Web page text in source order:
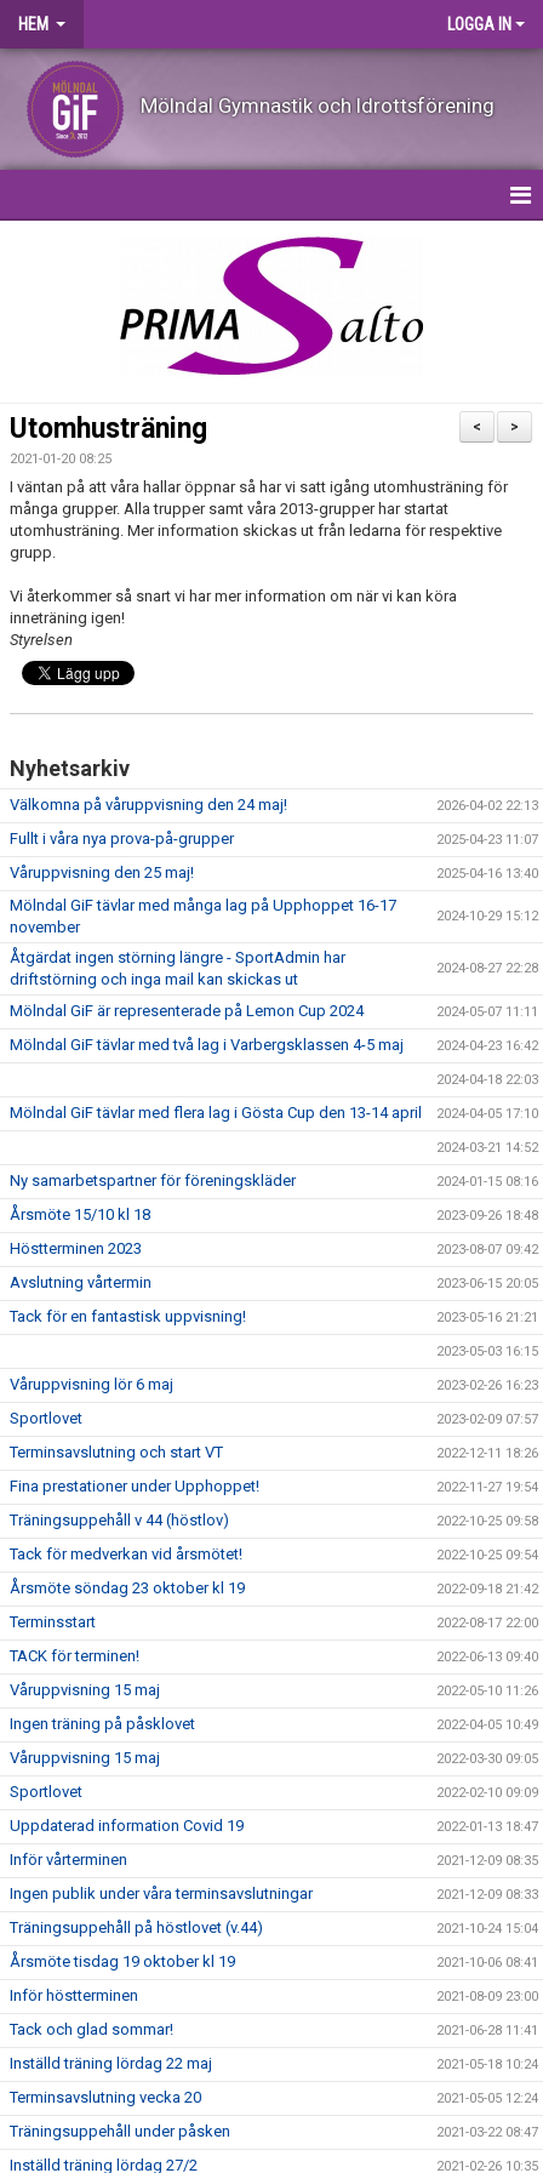
HEM LOGGA IN
Mölndal Gymnastik och Idrottsförening
VILL DU BLI LEDARE?
FÖRENINGSKLÄDER
KONTAKT
INTRESSEANMÄLAN
TRYGG IDROTT
DOKUMENT
>
<
Utomhusträning
2021-01-20 08:25
I väntan på att våra hallar öppnar så har vi satt igång utomhusträning för
många grupper. Alla trupper samt våra 2013-grupper har startat
utomhusträning. Mer information skickas ut från ledarna för respektive
grupp.
Vi återkommer så snart vi har mer information om när vi kan köra
inneträning igen!
Styrelsen
Nyhetsarkiv
Välkomna på våruppvisning den 24 maj! 2026-04-02 22:13
Fullt i våra nya prova-på-grupper 2025-04-23 11:07
Våruppvisning den 25 maj! 2025-04-16 13:40
Mölndal GiF tävlar med många lag på Upphoppet 16-17
november
2024-10-29 15:12
Åtgärdat ingen störning längre - SportAdmin har
driftstörning och inga mail kan skickas ut
2024-08-27 22:28
Mölndal GiF är representerade på Lemon Cup 2024 2024-05-07 11:11
Mölndal GiF tävlar med två lag i Varbergsklassen 4-5 maj 2024-04-23 16:42
2024-04-18 22:03
Mölndal GiF tävlar med flera lag i Gösta Cup den 13-14 april 2024-04-05 17:10
2024-03-21 14:52
Ny samarbetspartner för föreningskläder 2024-01-15 08:16
Årsmöte 15/10 kl 18 2023-09-26 18:48
Höstterminen 2023 2023-08-07 09:42
Avslutning vårtermin 2023-06-15 20:05
Tack för en fantastisk uppvisning! 2023-05-16 21:21
2023-05-03 16:15
Våruppvisning lör 6 maj 2023-02-26 16:23
Sportlovet 2023-02-09 07:57
Terminsavslutning och start VT 2022-12-11 18:26
Fina prestationer under Upphoppet! 2022-11-27 19:54
Träningsuppehåll v 44 (höstlov) 2022-10-25 09:58
Tack för medverkan vid årsmötet! 2022-10-25 09:54
Årsmöte söndag 23 oktober kl 19 2022-09-18 21:42
Terminsstart 2022-08-17 22:00
TACK för terminen! 2022-06-13 09:40
Våruppvisning 15 maj 2022-05-10 11:26
Ingen träning på påsklovet 2022-04-05 10:49
Våruppvisning 15 maj 2022-03-30 09:05
Sportlovet 2022-02-10 09:09
Uppdaterad information Covid 19 2022-01-13 18:47
Inför vårterminen 2021-12-09 08:35
Ingen publik under våra terminsavslutningar 2021-12-09 08:33
Träningsuppehåll på höstlovet (v.44) 2021-10-24 15:04
Årsmöte tisdag 19 oktober kl 19 2021-10-06 08:41
Inför höstterminen 2021-08-09 23:00
Tack och glad sommar! 2021-06-28 11:41
Inställd träning lördag 22 maj 2021-05-18 10:24
Terminsavslutning vecka 20 2021-05-05 12:24
Träningsuppehåll under påsken 2021-03-22 08:47
Inställd träning lördag 27/2 2021-02-26 10:35